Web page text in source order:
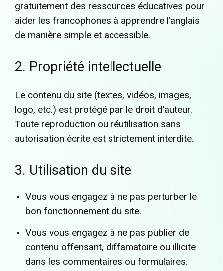
gratuitement des ressources éducatives pour
aider les francophones à apprendre l’anglais
de manière simple et accessible.
2. Propriété intellectuelle
Le contenu du site (textes, vidéos, images,
logo, etc.) est protégé par le droit d’auteur.
Toute reproduction ou réutilisation sans
autorisation écrite est strictement interdite.
3. Utilisation du site
Vous vous engagez à ne pas perturber le
bon fonctionnement du site.
Vous vous engagez à ne pas publier de
contenu offensant, diffamatoire ou illicite
dans les commentaires ou formulaires.